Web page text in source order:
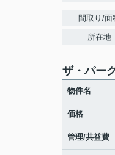
間取り/面
所在地
ザ・パー
物件名
価格
管理/共益費